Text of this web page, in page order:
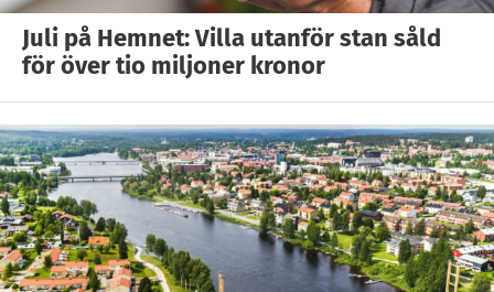
Juli på Hemnet: Villa utanför stan såld
för över tio miljoner kronor